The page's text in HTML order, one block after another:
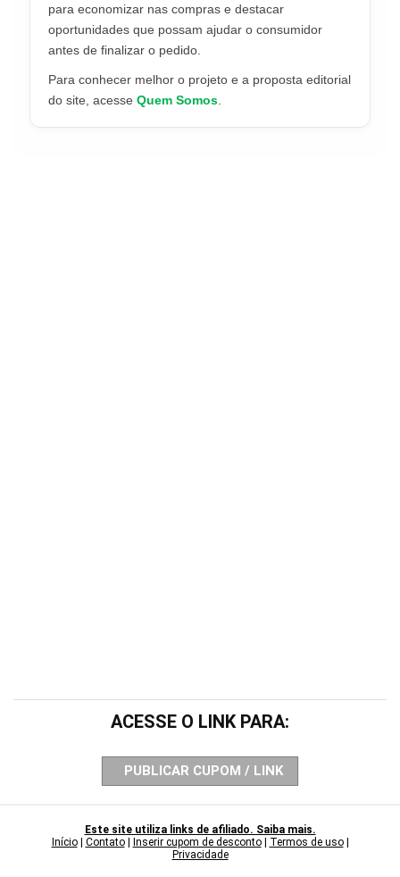
para economizar nas compras e destacar
oportunidades que possam ajudar o consumidor
antes de finalizar o pedido.
Para conhecer melhor o projeto e a proposta editorial
do site, acesse Quem Somos
ACESSE O LINK PARA:
PUBLICAR CUPOM / LINK
Este site utiliza links de afiliado. Saiba mais.
Início| Contato| Inserir cupom de desconto| Termos de uso|
Privacidade